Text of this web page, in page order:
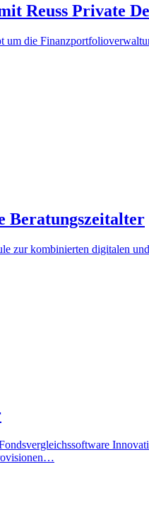
Reuss Private
die
Beratungszeitalter
zur kombinierten digitalen